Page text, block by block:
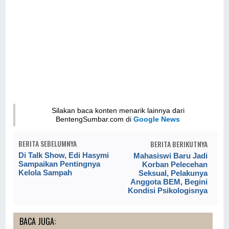
Silakan baca konten menarik lainnya dari
BentengSumbar.com diGoogle News
BERITA SEBELUMNYA
Di Talk Show, Edi Hasymi
Sampaikan Pentingnya
Kelola Sampah
BERITA BERIKUTNYA
Mahasiswi Baru Jadi
Korban Pelecehan
Seksual, Pelakunya
Anggota BEM, Begini
Kondisi Psikologisnya
BACA JUGA: